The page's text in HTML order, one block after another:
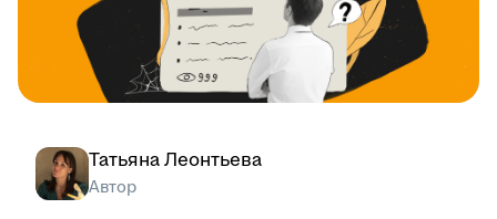
Татьяна Леонтьева
Автор